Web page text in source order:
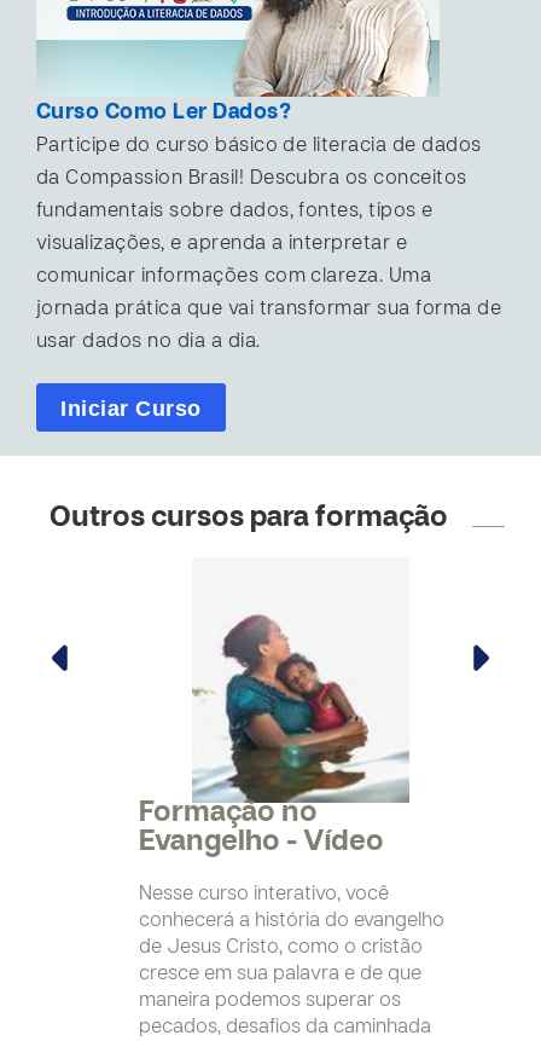
Curso Como Ler Dados?
Participe do curso básico de literacia de dados
da Compassion Brasil! Descubra os conceitos
fundamentais sobre dados, fontes, tipos e
visualizações, e aprenda a interpretar e
comunicar informações com clareza. Uma
jornada prática que vai transformar sua forma de
usar dados no dia a dia.
Iniciar Curso
Outros cursos para formação
Formação no
Evangelho - Vídeo
Nesse curso interativo, você
conhecerá a história do evangelho
de Jesus Cristo, como o cristão
cresce em sua palavra e de que
maneira podemos superar os
pecados, desafios da caminhada